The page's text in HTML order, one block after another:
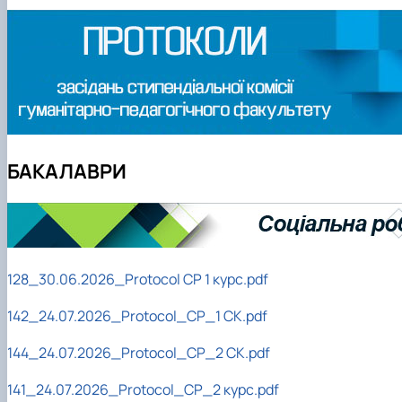
Фотостудія
Телестудія
Відповідальні за інформаційне наповнення веб-
Виховна робота
Пам'яті студентів та випускників факультету –
Вартість навчання
Центр профорієнтаційної роботи та сприяння
Старостат
Електронні навчальні курси (Elearn)
Наукові школи
БАКАЛАВРИ
128_30.06.2026_Protocol СР 1 курс.pdf
142_24.07.2026_Protocol_СР_1 СК.pdf
144_24.07.2026_Protocol_СР_2 СК.pdf
141_24.07.2026_Protocol_СР_2 курс.pdf